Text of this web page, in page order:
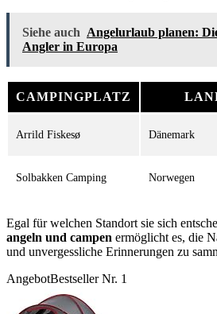
Siehe auch Angelurlaub planen:
Angler in Europa
CAMPINGPLATZ
Arrild Fiskesø Dänemark
Solbakken Camping Norwegen
Egal für welchen Standort sie sich
angeln und campen ermöglicht es, die
und unvergessliche Erinnerungen zu
AngebotBestseller Nr. 1